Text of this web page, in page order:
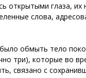
открытыми глаза,
слова,
обмыть тело
три), которые во
связано с